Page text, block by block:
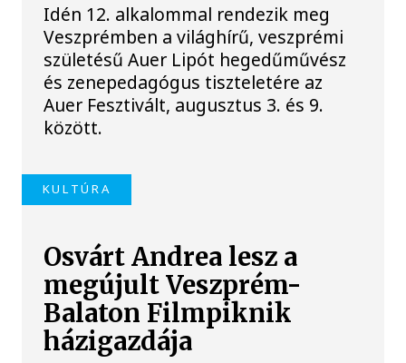
Idén 12. alkalommal rendezik meg
Veszprémben a világhírű, veszprémi
születésű Auer Lipót hegedűművész
és zenepedagógus tiszteletére az
Auer Fesztivált, augusztus 3. és 9.
között.
KULTÚRA
Osvárt Andrea lesz a
megújult Veszprém-
Balaton Filmpiknik
házigazdája